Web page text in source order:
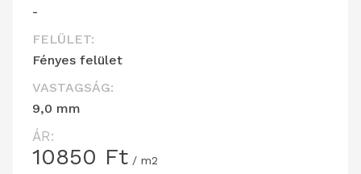
-
FELÜLET:
Fényes felület
VASTAGSÁG:
9,0 mm
ÁR:
10850 Ft / m2